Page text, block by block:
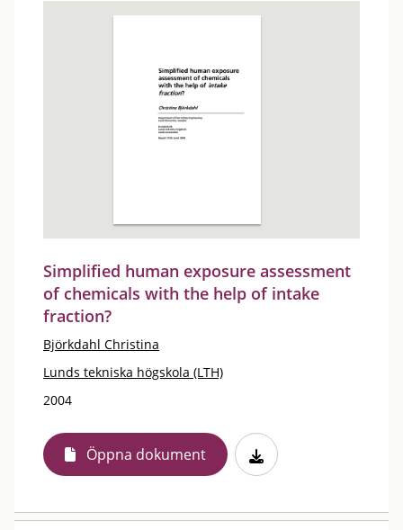
Simplified human exposure assessment
of chemicals with the help of intake
fraction?
Björkdahl Christina
Lunds tekniska högskola (LTH)
2004
Öppna dokument